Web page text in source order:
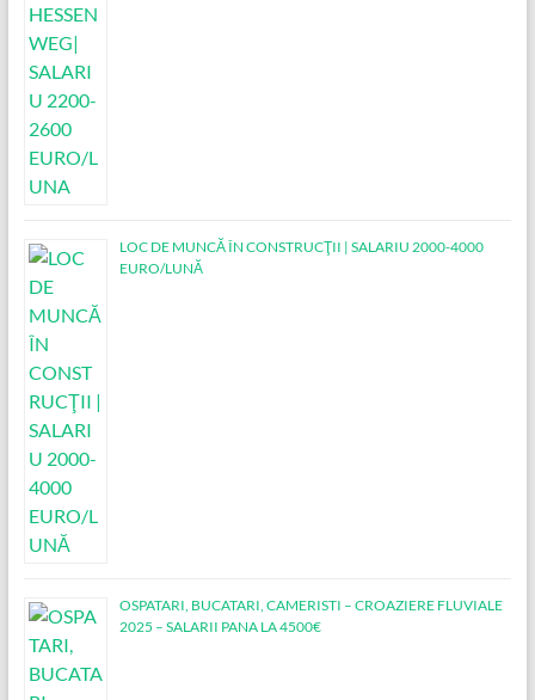
LOC DE MUNCĂ ÎN CONSTRUCŢII | SALARIU 2000-4000
EURO/LUNĂ
OSPATARI, BUCATARI, CAMERISTI – CROAZIERE FLUVIALE
2025 – SALARII PANA LA 4500€